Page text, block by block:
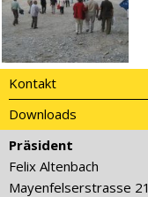
Kontakt
Downloads
Präsident
Felix Altenbach
Mayenfelserstrasse 21